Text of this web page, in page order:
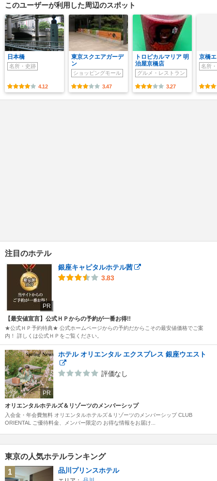
このユーザーが利用した周辺のスポット
日本橋
名所・史跡
4.12
東京スクエアガーデ
ン
ショッピングモール
3.47
トロピカルマリア 明
治屋京橋店
グルメ・レストラン
3.27
京橋
名所
注目のホテル
PR
銀座キャピタルホテル茜
3.83
【最安値宣言】公式ＨＰからの予約が一番お得!!
★公式ＨＰ予約特典★ 公式ホームページからの予約だからこその最安値価格でご案
内！ 詳しくは公式ＨＰをご覧ください。
PR
ホテル オリエンタル エクスプレス 銀座ウエスト
評価なし
オリエンタルホテルズ＆リゾーツのメンバーシップ
入会金・年会費無料 オリエンタルホテルズ＆リゾーツのメンバーシップ CLUB
ORIENTAL ご優待料金、メンバー限定の お得な情報をお届け...
東京の人気ホテルランキング
1
品川プリンスホテル